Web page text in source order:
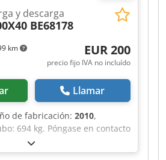
km
y descarga
BE68178
EUR 200
precio fijo IVA no incluído
Llamar
de fabricación: 2010,
694 kg. Póngase en contacto
Center para obtener más
Txofx Apcjwa DE01